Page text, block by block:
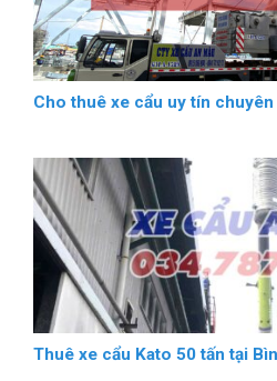
Cho thuê xe cẩu uy tín
Thuê xe cẩu Kato 50 tấn tại